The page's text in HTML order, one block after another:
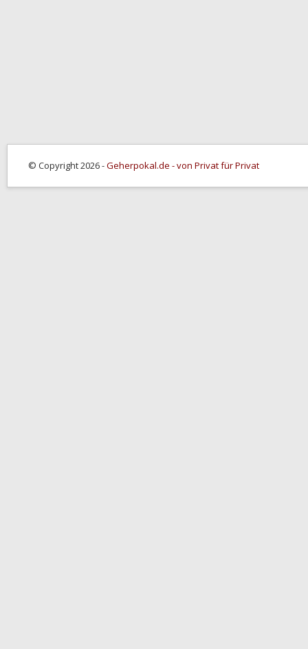
© Copyright 2026 -Geherpokal.de - von Privat für Privat